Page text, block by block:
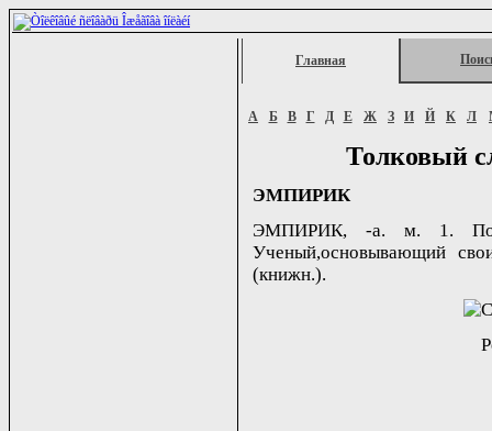
Главная
А Б В Г Д Е Ж З И Й К Л
Толковый
ЭМПИРИК
ЭМПИРИК, -а. м. 1.
Ученый,основывающий
(книжн.).